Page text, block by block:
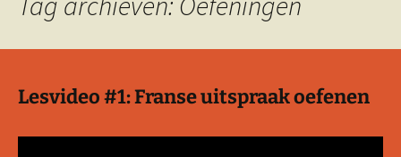
Lesvideo #1: Franse uitspraak oefenen